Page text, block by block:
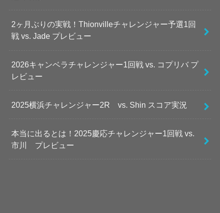
2ヶ月ぶりの実戦！Thionvilleチャレンジャー予選1回
戦 vs. Jade プレビュー
2026キャンベラチャレンジャー1回戦 vs. コプリバ プ
レビュー
2025横浜チャレンジャー2R vs. Shin スコア実況
本当に出るとは！2025慶応チャレンジャー1回戦 vs.
市川 プレビュー